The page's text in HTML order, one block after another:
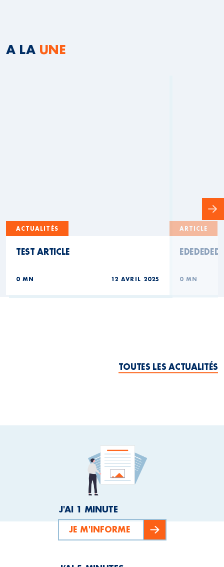
A LA UNE
ACTUALITÉS
TEST ARTICLE
0 MN 12 AVRIL 2025
ARTICLE
EDEDEDED
0 MN
TOUTES LES ACTUALITÉS
J'AI 1 MINUTE
JE M'INFORME